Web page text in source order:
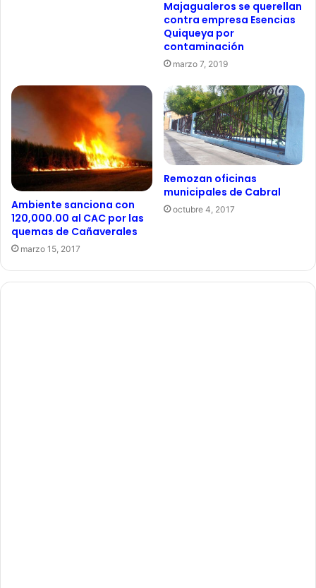
Majagualeros se querellan
contra empresa Esencias
Quiqueya por
contaminación
marzo 7, 2019
Ambiente sanciona con
120,000.00 al CAC por las
quemas de Cañaverales
marzo 15, 2017
Remozan oficinas
municipales de Cabral
octubre 4, 2017